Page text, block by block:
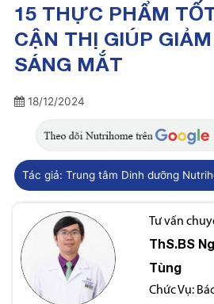
15 THỰC PHẨM
CẬN THỊ GIÚP
SÁNG MẮT
18/12/2024
Tác giả: Trung tâm Dinh dưỡng
Tư vấn
ThS.BS
Tùng
Chức Vụ: